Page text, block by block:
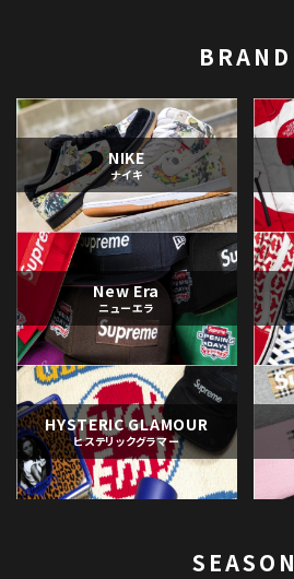
BRAND
NIKE
ナイキ
New Era
ニューエラ
HYSTERIC GLAMOUR
ヒステリックグラマー
SEASON